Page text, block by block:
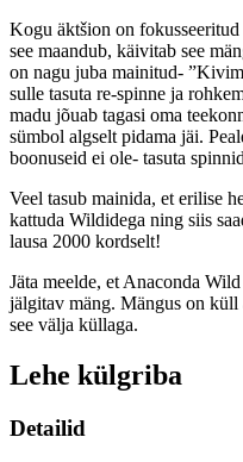
Kogu äktšion on
see maandub, käivitab see
on nagu juba mainitud-
sulle tasuta re-spinne ja
madu jõuab tagasi oma
sümbol algselt pidama jäi.
boonuseid ei ole- tasuta
Veel tasub mainida, et erilise
kattuda Wildidega ning siis
lausa 2000 kordselt!
Jäta meelde, et Anaconda
jälgitav mäng. Mängus on
see välja küllaga.
Lehe külgriba
Detailid